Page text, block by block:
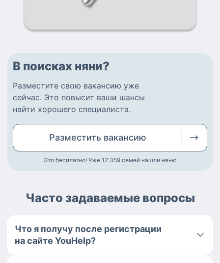
В поисках няни?
Разместите свою вакансию уже
сейчас. Это повысит ваши шансы
найти хорошего специалиста.
Разместить вакансию
Это бесплатно! Уже 12 359 семей нашли няню
Часто задаваемые вопросы
Что я получу после регистрации
на сайте YouHelp?